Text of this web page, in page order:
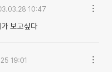
10:47
보고싶다
19:01